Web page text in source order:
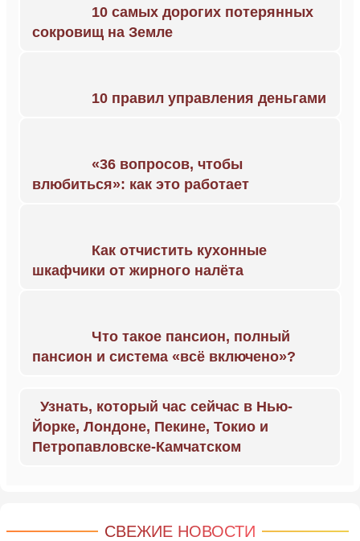
10 самых дорогих потерянных
сокровищ на Земле
10 правил управления деньгами
«36 вопросов, чтобы
влюбиться»: как это работает
Как отчистить кухонные
шкафчики от жирного налёта
Что такое пансион, полный
пансион и система «всё включено»?
Узнать, который час сейчас в Нью-
Йорке, Лондоне, Пекине, Токио и
Петропавловске-Камчатском
СВЕЖИЕ НОВОСТИ